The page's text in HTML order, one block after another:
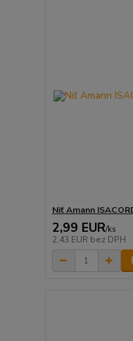
Niť Amann
2,99 EUR/ks
2,43 EUR bez DPH